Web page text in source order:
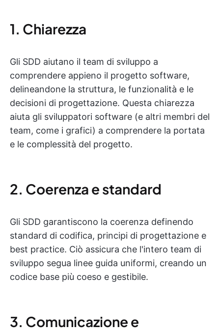
1. Chiarezza
Gli SDD aiutano il team di sviluppo a
comprendere appieno il progetto software,
delineandone la struttura, le funzionalità e le
decisioni di progettazione. Questa chiarezza
aiuta gli sviluppatori software (e altri membri del
team, come i grafici) a comprendere la portata
e le complessità del progetto.
2. Coerenza e standard
Gli SDD garantiscono la coerenza definendo
standard di codifica, principi di progettazione e
best practice. Ciò assicura che l'intero team di
sviluppo segua linee guida uniformi, creando un
codice base più coeso e gestibile.
3. Comunicazione e